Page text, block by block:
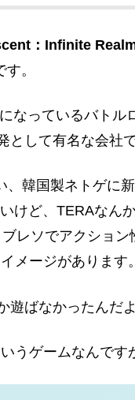
：Infinite Realm
。
なっているバト
として有名な会社で
韓国製ネトゲに
けど、TERAなん
レソでアクショ
メージがあります。
遊ばなかったんだ
うゲームなんです